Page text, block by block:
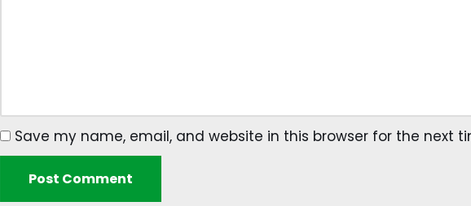
Save my name, email, and website in this browser for the next